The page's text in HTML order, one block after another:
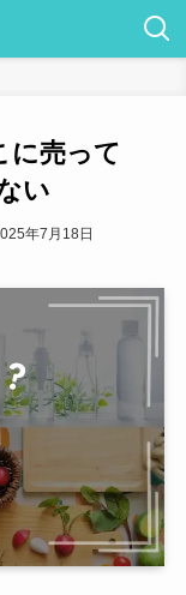
に売って
い
年7月18日